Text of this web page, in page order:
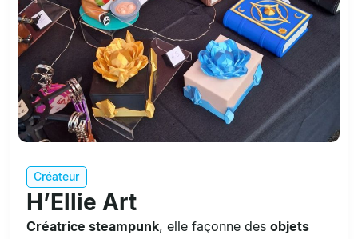
Créateur
H’Ellie Art
Créatrice steampunk, elle façonne des objets